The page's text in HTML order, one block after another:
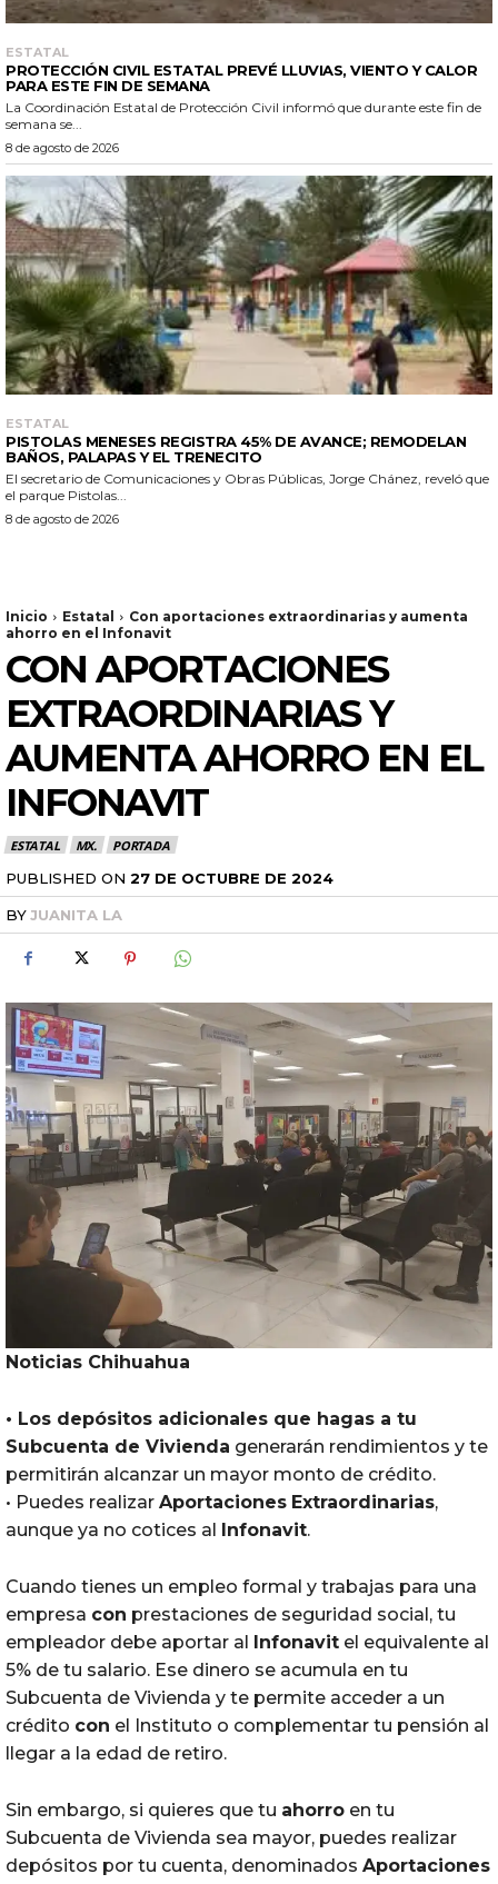
ESTATAL
PROTECCIÓN CIVIL ESTATAL PREVÉ LLUVIAS, VIENTO Y CALOR
PARA ESTE FIN DE SEMANA
La Coordinación Estatal de Protección Civil informó que durante este fin de
semana se...
8 de agosto de 2026
ESTATAL
PISTOLAS MENESES REGISTRA 45% DE AVANCE; REMODELAN
BAÑOS, PALAPAS Y EL TRENECITO
El secretario de Comunicaciones y Obras Públicas, Jorge Chánez, reveló que
el parque Pistolas...
8 de agosto de 2026